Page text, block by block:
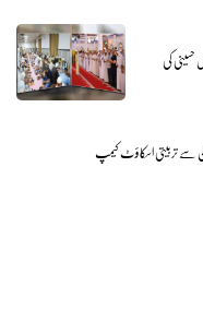
کی
سے تربیتی اسکاؤٹ کیمپ